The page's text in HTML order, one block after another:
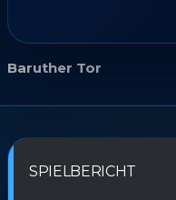
Baruther Tor
SPIELBERICHT